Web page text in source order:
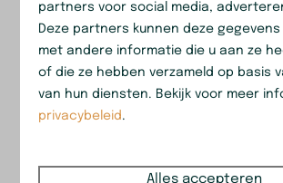
2 nachten — —
3 nachten — —
4 nachten
partners voor social media,
Deze partners kunnen deze
met andere informatie die u aan ze
of die ze hebben verzameld op basis
van hun diensten. Bekijk voor meer
privacybeleid.
Alles accepteren